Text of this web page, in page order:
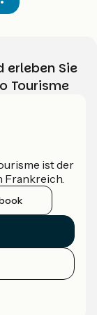
erleben Sie
Tourisme
ist der
Frankreich.